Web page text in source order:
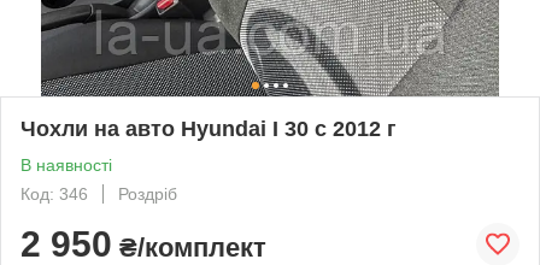
Чохли на авто Hyundai I 30 c 2012 г
В наявності
Код: 346
Роздріб
2 950 ₴/комплект